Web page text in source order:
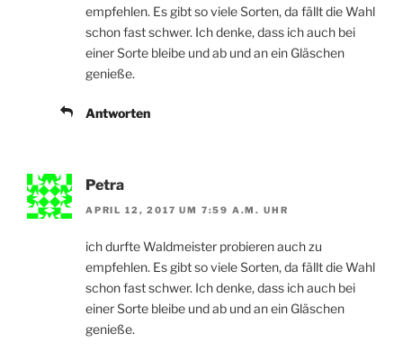
empfehlen. Es gibt so viele Sorten, da fällt die Wahl
schon fast schwer. Ich denke, dass ich auch bei
einer Sorte bleibe und ab und an ein Gläschen
genieße.
Antworten
Petra
APRIL 12, 2017 UM 7:59 A.M. UHR
ich durfte Waldmeister probieren auch zu
empfehlen. Es gibt so viele Sorten, da fällt die Wahl
schon fast schwer. Ich denke, dass ich auch bei
einer Sorte bleibe und ab und an ein Gläschen
genieße.